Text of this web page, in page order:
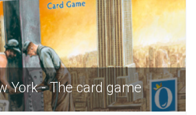
York - The card game